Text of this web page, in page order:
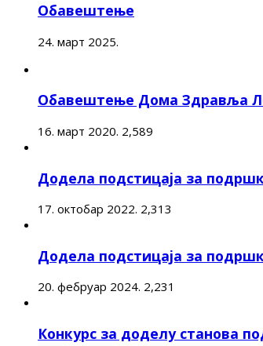
Обавештење
24. март 2025.
Обавештење Дома Здравља
16. март 2020. 2,589
Додела подстицаја за
17. октобар 2022. 2,313
Додела подстицаја за
20. фебруар 2024. 2,231
Конкурс за доделу станова